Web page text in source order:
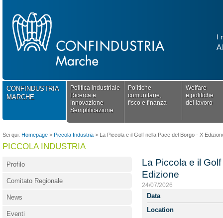
CONFINDUSTRIA
MARCHE
Politica industriale
Ricerca e
Innovazione
Semplificazione
Politiche
comunitarie,
fisco e finanza
Welfare
e politiche
del lavoro
Sei qui: Homepage > Piccola Industria > La Piccola e il Golf nella Pace del Borgo - X
PICCOLA INDUSTRIA
La Piccola e il
Edizione
24/07/2026
Data
Location
Profilo
Comitato Regionale
News
Eventi